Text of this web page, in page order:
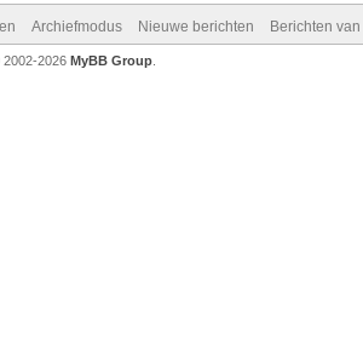
Archiefmodus Nieuwe berichten Berichten
2002-2026 MyBB Group